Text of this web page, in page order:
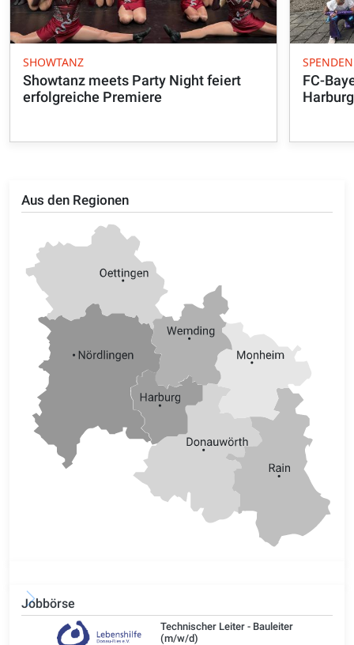
Aus den Regionen
Jobbörse
Technischer Leiter - Bauleiter
(m/w/d)
SHOWTANZ
Showtanz meets Party Night feiert
erfolgreiche Premiere
FC-